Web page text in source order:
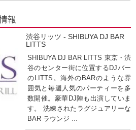
報
渋谷リッツ - SHIBUYA DJ BAR
LITTS
SHIBUYA DJ BAR LITTS 東京・渋
谷のセンター街に位置するDJバー
のLITTS。海外のBARのような雰
囲気と毎週人気のパーティーを多
数開催。豪華DJ陣も出演していま
す。 洗練されたラグジュアリーな
BAR ラウンジ ...